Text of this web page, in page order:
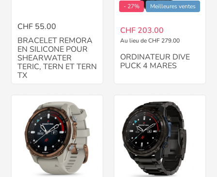
CHF 55.00
BRACELET REMORA
EN SILICONE POUR
SHEARWATER
TERIC, TERN ET TERN
TX
- 27% Meilleures ventes
CHF 203.00
Au lieu de CHF 279.00
ORDINATEUR DIVE
PUCK 4 MARES